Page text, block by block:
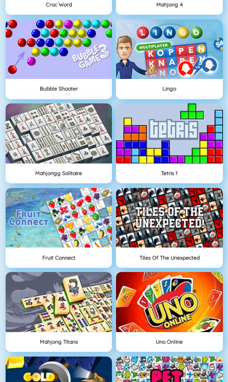
Croc Word Mahjong 4
Bubble Shooter Lingo
Mahjongg Solitaire Tetris 1
Fruit Connect Tiles Of The Unexpected
Mahjong Titans Uno Online